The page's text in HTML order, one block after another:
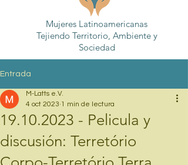
Mujeres Latinoamericanas
Tejiendo Territorio, Ambiente y
Sociedad
Entrada
19.10.2023 - Pelicula y
discusión: Terretório
M-Latts e.V.
4 oct 2023 1 min de lectura